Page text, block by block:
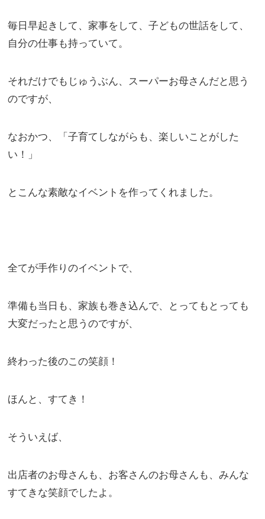
毎日早起きして、家事をして、子どもの世話をして、
自分の仕事も持っていて。
それだけでもじゅうぶん、スーパーお母さんだと思う
のですが、
なおかつ、「子育てしながらも、楽しいことがした
い！」
とこんな素敵なイベントを作ってくれました。
全てが手作りのイベントで、
準備も当日も、家族も巻き込んで、とってもとっても
大変だったと思うのですが、
終わった後のこの笑顔！
ほんと、すてき！
そういえば、
出店者のお母さんも、お客さんのお母さんも、みんな
すてきな笑顔でしたよ。